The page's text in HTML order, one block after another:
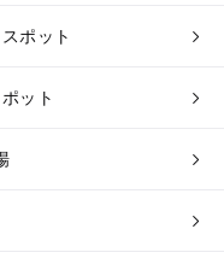
ポット
ット